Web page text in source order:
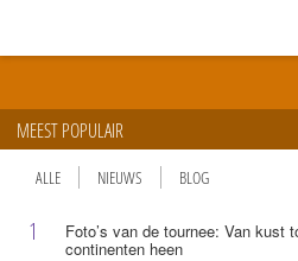
MEEST POPULAIR
ALLE NIEUWS BLOG
1 Foto’s van de tournee: Van kust
continenten heen